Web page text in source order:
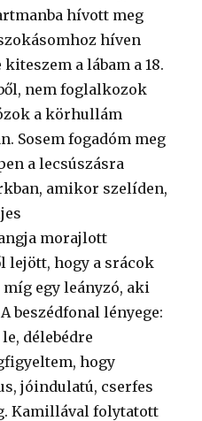
hívott meg
híven
a lábam a 18.
nem foglalkozok
a körhullám
Sosem fogadóm meg
a lecsúszásra
amikor szelíden,
morajlott
lejött, hogy a srácok
egy leányzó, aki
beszédfonal lényege:
délebédre
hogy
jóindulatú, cserfes
Kamillával folytatott